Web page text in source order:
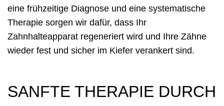
eine frühzeitige Diagnose und eine systematische
Therapie sorgen wir dafür, dass Ihr
Zahnhalteapparat regeneriert wird und Ihre Zähne
wieder fest und sicher im Kiefer verankert sind.
SANFTE THERAPIE DURCH